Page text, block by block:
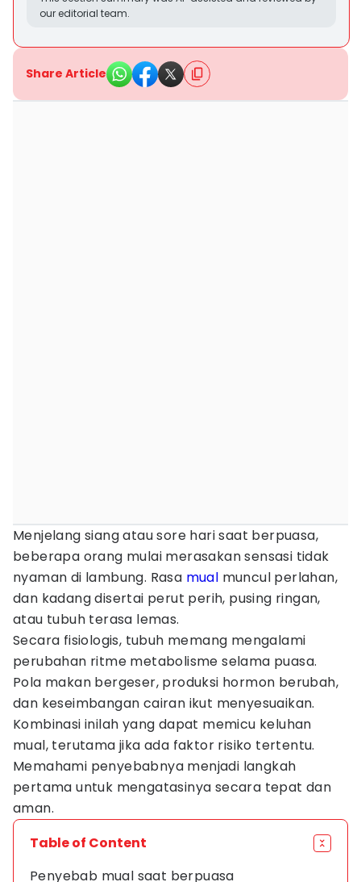
our editorial team.
Share Article
Menjelang siang atau sore hari saat berpuasa,
beberapa orang mulai merasakan sensasi tidak
nyaman di lambung. Rasa mual muncul perlahan,
dan kadang disertai perut perih, pusing ringan,
atau tubuh terasa lemas.
Secara fisiologis, tubuh memang mengalami
perubahan ritme metabolisme selama puasa.
Pola makan bergeser, produksi hormon berubah,
dan keseimbangan cairan ikut menyesuaikan.
Kombinasi inilah yang dapat memicu keluhan
mual, terutama jika ada faktor risiko tertentu.
Memahami penyebabnya menjadi langkah
pertama untuk mengatasinya secara tepat dan
aman.
Table of Content
Penyebab mual saat berpuasa